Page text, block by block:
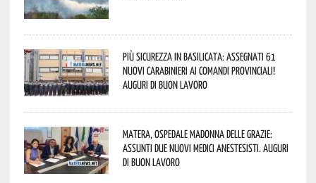
Più sicurezza in Basilicata: assegnati 61
nuovi Carabinieri ai Comandi provinciali!
Auguri di buon lavoro
Matera, Ospedale Madonna delle Grazie:
assunti due nuovi medici anestesisti. Auguri
di buon lavoro